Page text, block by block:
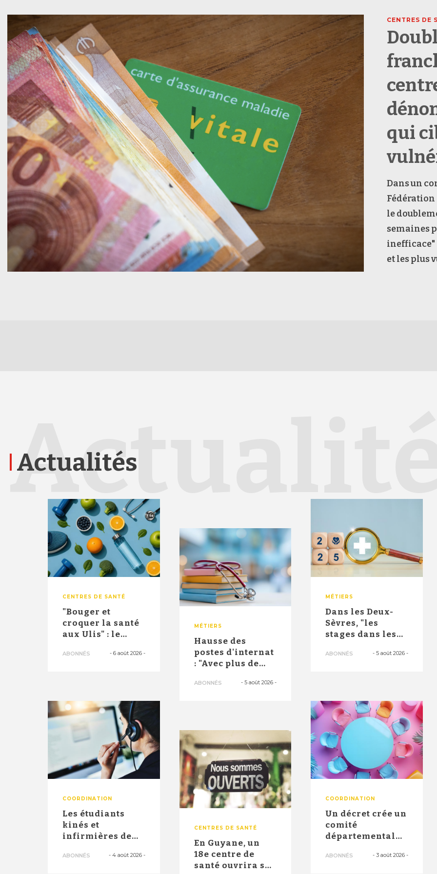
CENTRES DE
qui
Dans un
Fédération
le
semaines
inefficace"
et les plus
Actualités
CENTRES DE SANTÉ
"Bouger et
croquer la santé
aux Ulis" : le
innovant d'un
ABONNÉS - 6 août 2026-
MÉTIERS
Hausse des
postes d'internat
: "Avec plus de
2026, no...
ABONNÉS -5 août 2026 -
MÉTIERS
Dans les Deux-
Sèvres, "les
stages dans les
santé" ont
ABONNÉS - 5 août 2026-
COORDINATION
Les étudiants
kinés et
infirmières de
officiellement
ABONNÉS - 4 août 2026-
CENTRES DE SANTÉ
En Guyane, un
18e centre de
santé ouvrira ses
COORDINATION
Un décret crée un
comité
départemental
les besoins et ...
ABONNÉS - 3 août 2026-